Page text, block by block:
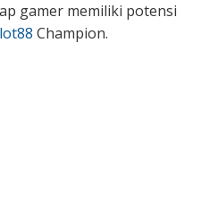
gamer memiliki potensi
Champion.